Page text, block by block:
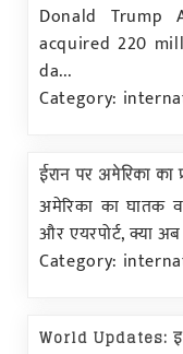
Donald Trump
acquired 220
da...
Category:
ईरान पर अमेरिका का
अमेरिका का घातक
और एयरपोर्ट, क्या
Category:
World Updates: